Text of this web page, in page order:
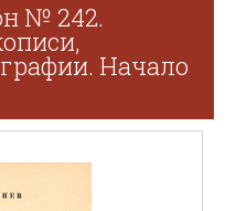
№ 242.
Начало